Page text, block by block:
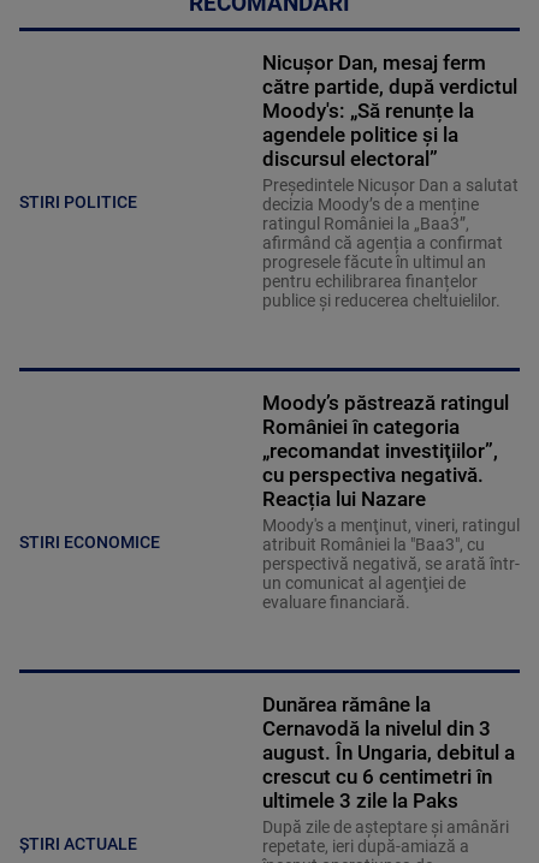
STIRI POLITICE
Nicușor Dan, mesaj ferm
către partide, după verdictul
Moody's: „Să renunțe la
agendele politice şi la
discursul electoral”
Președintele Nicușor Dan a salutat
decizia Moody’s de a menține
ratingul României la „Baa3”,
afirmând că agenția a confirmat
progresele făcute în ultimul an
pentru echilibrarea finanțelor
publice și reducerea cheltuielilor.
STIRI ECONOMICE
Moody’s păstrează ratingul
României în categoria
„recomandat investiţiilor”,
cu perspectiva negativă.
Reacția lui Nazare
Moody's a menţinut, vineri, ratingul
atribuit României la "Baa3", cu
perspectivă negativă, se arată într-
un comunicat al agenţiei de
evaluare financiară.
ȘTIRI ACTUALE
Dunărea rămâne la
Cernavodă la nivelul din 3
august. În Ungaria, debitul a
crescut cu 6 centimetri în
ultimele 3 zile la Paks
După zile de așteptare și amânări
repetate, ieri după-amiază a